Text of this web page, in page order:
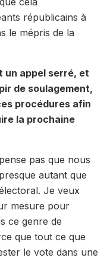
républicains à
le mépris de la
un appel serré, et
de soulagement,
procédures afin
la prochaine
pas que nous
autant que
Je veux
mesure pour
ce genre de
que tout ce que
le vote dans une